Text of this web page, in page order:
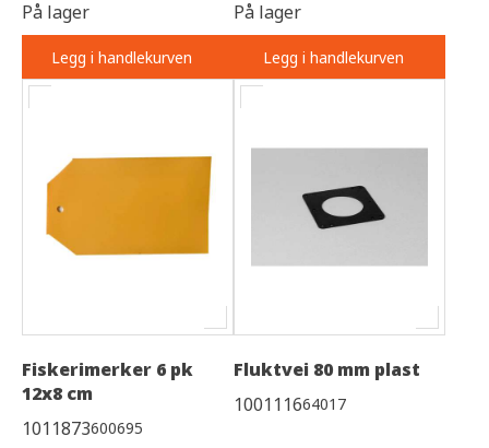
På lager
Legg i handlekurven
På lager
Legg i handlekurven
Fiskerimerker 6 pk
12x8 cm
1011873600695
Fluktvei 80 mm plast
100111664017